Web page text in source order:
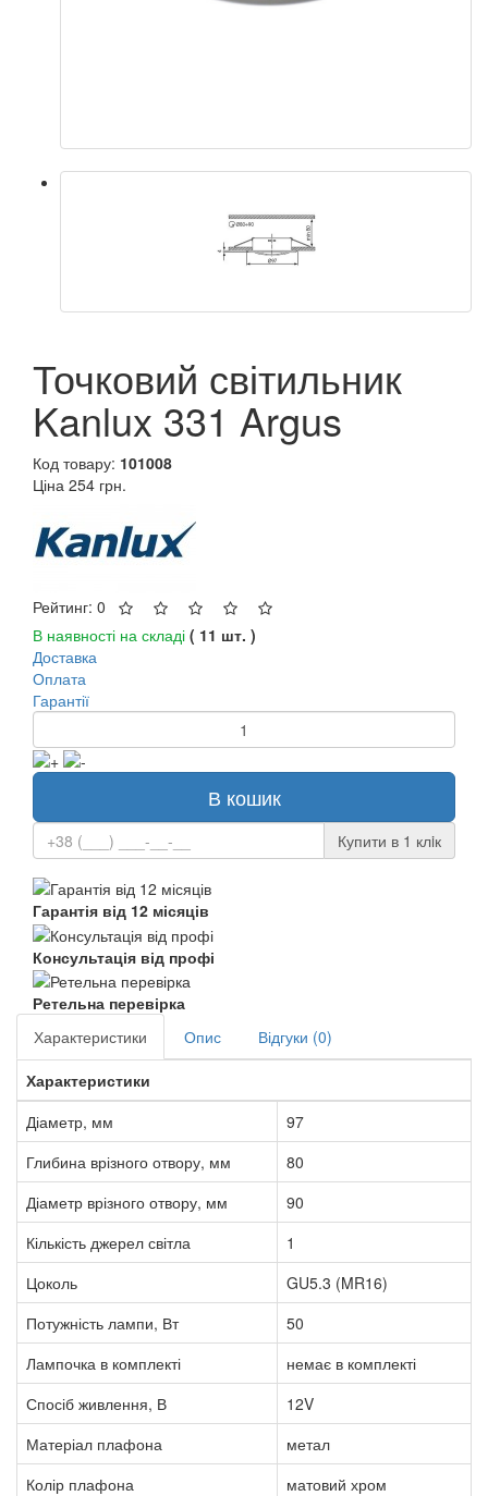
Точковий світильник
Kanlux 331 Argus
Код товару: 101008
Ціна 254 грн.
Рейтинг: 0
В наявності на складі ( 11 шт. )
Доставка
Оплата
Гарантії
В кошик
Купити в 1 клiк
Гарантія від 12 місяців
Консультація від профі
Ретельна перевірка
Характеристики
Опис
Відгуки (0)
Характеристики
Діаметр, мм
97
Глибина врізного отвору, мм
80
Діаметр врізного отвору, мм
90
Кількість джерел світла
1
Цоколь
GU5.3 (MR16)
Потужність лампи, Вт
50
Лампочка в комплекті
немає в комплекті
Спосіб живлення, В
12V
Матеріал плафона
метал
Колір плафона
матовий хром